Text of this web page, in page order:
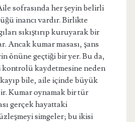
sofrasında her şeyin belirli
inancı vardır. Birlikte
sıkıştırıp kuruyarak bir
Ancak kumar masası, şans
önüne geçtiği bir yer. Bu da,
kontrolü kaydetmesine neden
bile, aile içinde büyük
Kumar oynamak bir tür
gerçek hayattaki
simgeler; bu ikisi